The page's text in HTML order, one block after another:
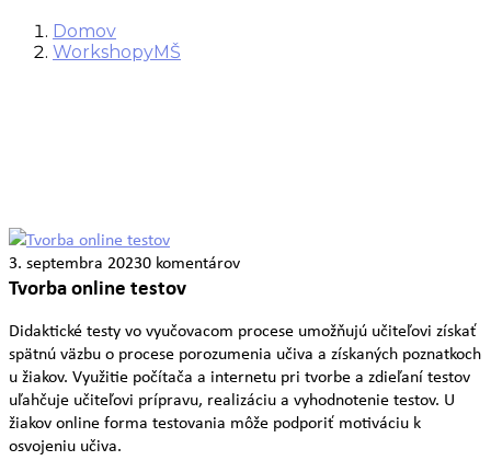
Domov
WorkshopyMŠ
3. septembra 20230 komentárov
Tvorba online testov
Didaktické testy vo vyučovacom procese umožňujú učiteľovi získať
spätnú väzbu o procese porozumenia učiva a získaných poznatkoch
u žiakov. Využitie počítača a internetu pri tvorbe a zdieľaní testov
uľahčuje učiteľovi prípravu, realizáciu a vyhodnotenie testov. U
žiakov online forma testovania môže podporiť motiváciu k
osvojeniu učiva.